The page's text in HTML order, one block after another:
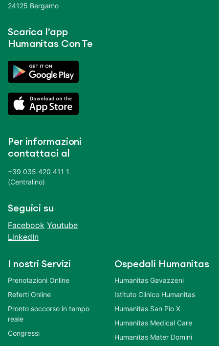
24125 Bergamo
Scarica l’app
Humanitas Con Te
Per informazioni
contattaci al
+39 035 420 411 1
(Centralino)
Seguici su
Facebook Youtube
LinkedIn
I nostri Servizi
Prenotazioni Online
Referti Online
Pronto soccorso in tempo
reale
Congressi
Ospedali Humanitas
Humanitas Gavazzeni
Istituto Clinico Humanitas
Humanitas San Pio X
Humanitas Medical Care
Humanitas Mater Domini